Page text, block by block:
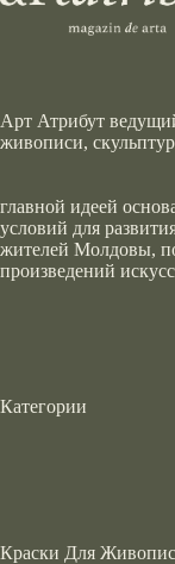
Арт Атрибут
живописи,
главной идеей
условий для
жителей Молдовы,
произведений
Категории
Краски Для